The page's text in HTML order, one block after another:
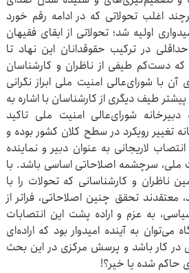
اغلب تحولاتی که در ادامه رقم خورد
اولیه شد؛ تحولاتی از ابقای فقیهان
در ترکیب حقوقدانان این نهاد تا
دست‌کم طیفی از ناظران و کارشناسان
با شورای‌عالی امنیت ملی ابراز نگرانی
طیف دیگری از کارشناسان با اشاره به
شورای‌عالی امنیت ملی تاکید
تغییر رویکرد در سطح کلان کشور بوده و
لاریجانی به‌ عنوان دبیر و نماینده
ملی، سرچشمه اصلاحاتی اساسی باشد. با
ناظران و کارشناسانی که تحولات را با
تحقق چنین اصلاحاتی، فراتر از
به عزم و اراده پشت این انتصابات
می‌توان به آینده امیدوار بود که اراده‌ای
در کار باشد و پرسش مرکزی در این بحث
حاکم شده یا خیر؟!